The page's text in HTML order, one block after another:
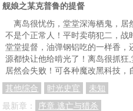
舰娘之某克普鲁的提督
离岛很忧伤，堂堂深海栖鬼，
不是个正常人！平时卖萌犯二，战
堂堂提督，油弹钢铝吃的一样香
源都快让他给啃光了！离岛很抓
居然会失败！可各种魔改黑科技，
其他综合
时光史官
未知
最新章：
序章.逃亡与猎杀